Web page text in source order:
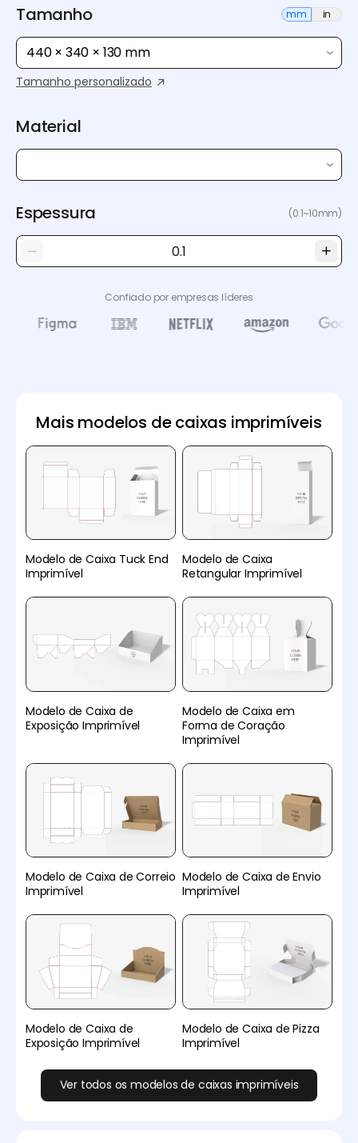
Tamanho mm in
440 × 340 × 130 mm
Tamanho personalizado
Material
Espessura (0.1~10mm)
Confiado por empresas líderes
Mais modelos de caixas imprimíveis
Modelo de Caixa Tuck End
Imprimível
Modelo de Caixa
Retangular Imprimível
Modelo de Caixa de
Exposição Imprimível
Modelo de Caixa em
Forma de Coração
Imprimível
Modelo de Caixa de Correio
Imprimível
Modelo de Caixa de Envio
Imprimível
Modelo de Caixa de
Exposição Imprimível
Modelo de Caixa de Pizza
Imprimível
Ver todos os modelos de caixas imprimíveis